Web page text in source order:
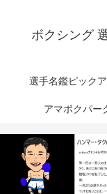
ボクシング
選手名鑑ピック
アマボクパー